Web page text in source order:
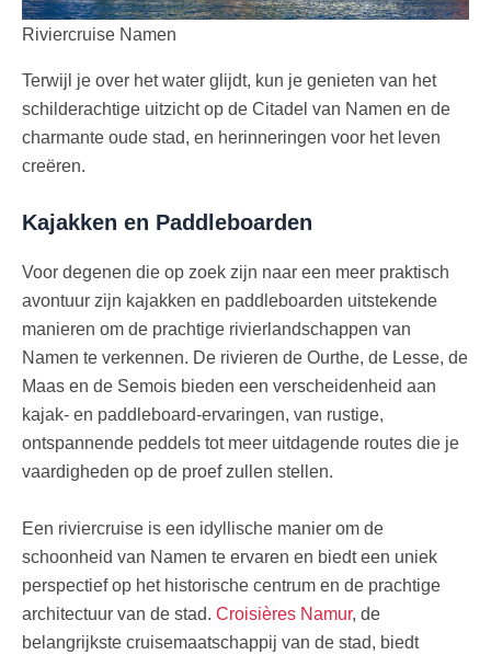
Riviercruise Namen
Terwijl je over het water glijdt, kun je genieten van het
schilderachtige uitzicht op de Citadel van Namen en de
charmante oude stad, en herinneringen voor het leven
creëren.
Kajakken en Paddleboarden
Voor degenen die op zoek zijn naar een meer praktisch
avontuur zijn kajakken en paddleboarden uitstekende
manieren om de prachtige rivierlandschappen van
Namen te verkennen. De rivieren de Ourthe, de Lesse, de
Maas en de Semois bieden een verscheidenheid aan
kajak- en paddleboard-ervaringen, van rustige,
ontspannende peddels tot meer uitdagende routes die je
vaardigheden op de proef zullen stellen.
Een riviercruise is een idyllische manier om de
schoonheid van Namen te ervaren en biedt een uniek
perspectief op het historische centrum en de prachtige
architectuur van de stad. Croisières Namur, de
belangrijkste cruisemaatschappij van de stad, biedt